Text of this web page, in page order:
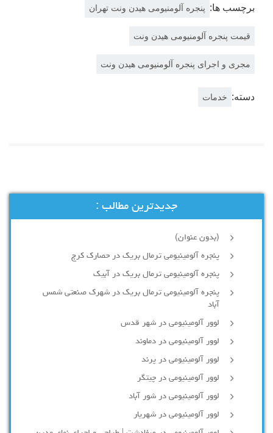
برچسب ها: پنجره آلومنیومی هیدن ونت تهران
قیمت پنجره آلومنیومی هیدن ونت
مجری و اجرای پنجره آلومنیومی هیدن ونت
دسته: خدمات
جدیدترین مطالب :
(بدون عنوان)
پنجره آلومینیومی ترمال بریک در حصارک کرج
پنجره آلومینیومی ترمال بریک در آبیک
پنجره آلومینیومی ترمال بریک در شهرک صنعتی شمس
آباد
لوور آلومینیومی در شهر قدس
لوور آلومینیومی در دماوند
لوور آلومینیومی در پرند
لوور آلومینیومی در چیتگر
لوور آلومینیومی در شور آباد
لوور آلومينيومي در شهريار